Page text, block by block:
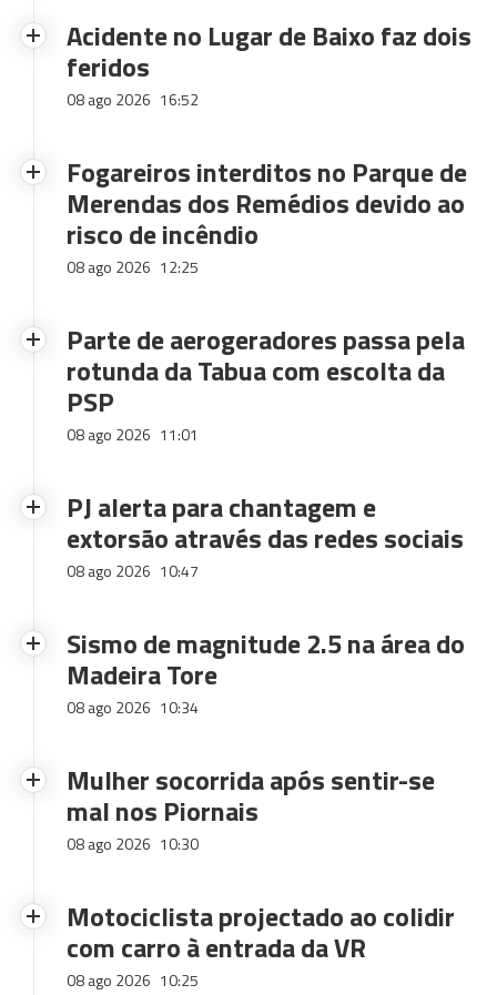
Acidente no Lugar de Baixo faz dois
feridos
08 ago 2026 16:52
Fogareiros interditos no Parque de
Merendas dos Remédios devido ao
risco de incêndio
08 ago 2026 12:25
Parte de aerogeradores passa pela
rotunda da Tabua com escolta da
PSP
08 ago 2026 11:01
PJ alerta para chantagem e
extorsão através das redes sociais
08 ago 2026 10:47
Sismo de magnitude 2.5 na área do
Madeira Tore
08 ago 2026 10:34
Mulher socorrida após sentir-se
mal nos Piornais
08 ago 2026 10:30
Motociclista projectado ao colidir
com carro à entrada da VR
08 ago 2026 10:25